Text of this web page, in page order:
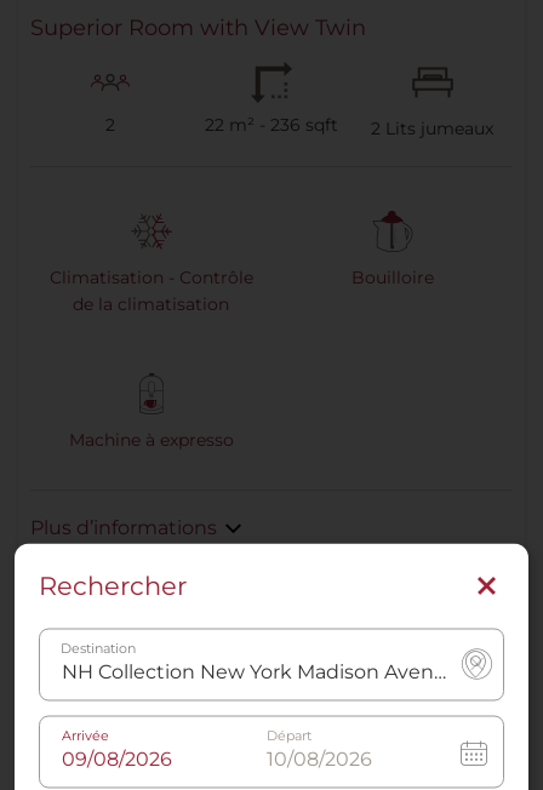
Superior Room with View Twin
2 22 m² - 236 sqft 2 Lits jumeaux
Climatisation - Contrôle
de la climatisation
Bouilloire
Machine à expresso
Plus d’informations
Réservez maintenant
Rechercher
Destination
Arrivée Départ